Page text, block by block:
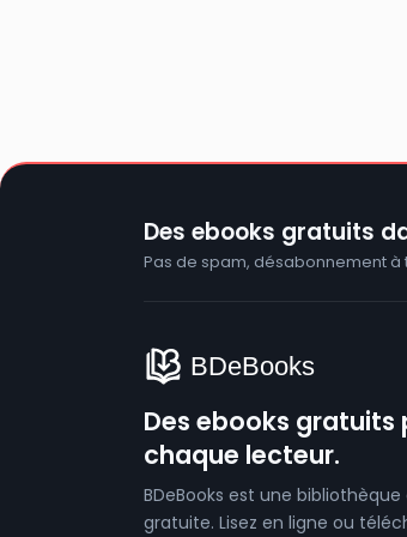
Des ebooks gratuits
Pas de spam, désabonnement à
Des ebooks gratuits
chaque lecteur.
BDeBooks est une bibliothèque
gratuite. Lisez en ligne ou